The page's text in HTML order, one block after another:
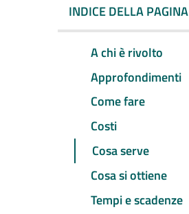
INDICE DELLA PAGINA
A chi è rivolto
Approfondimenti
Come fare
Costi
Cosa serve
Cosa si ottiene
Tempi e scadenze